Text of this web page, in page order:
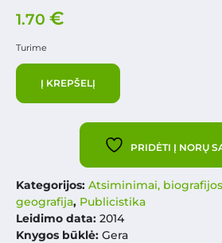
1.70 €
Turime
Į KREPŠELĮ
PRIDĖTI Į NORŲ
Kategorijos: Atsiminimai, biografijos
geografija, Publicistika
Leidimo data: 2014
Knygos būklė: Gera